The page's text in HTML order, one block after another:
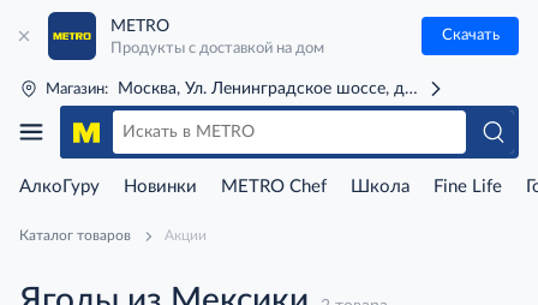
METRO
Продукты с доставкой на дом
Скачать
Магазин: Москва, Ул. Ленинградское шоссе, д. 71Г (м. Речной
АлкоГуру Новинки METRO Chef Школа Fine Life
Каталог товаров Акции